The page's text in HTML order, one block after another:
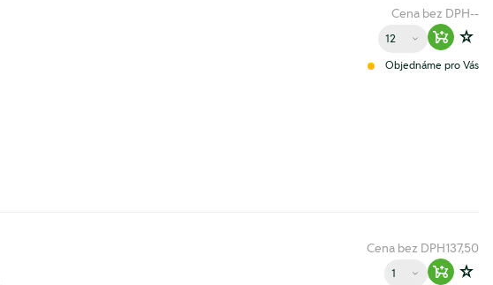
Cena bez DPH--
Množství
Zur
Objednáme pro Vás
Cena bez DPH137,50
Množství
Zur